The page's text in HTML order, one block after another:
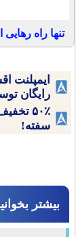
تنها راه
ایمپلنت
رایگان
۵۰٪
سفته!
بیشتر